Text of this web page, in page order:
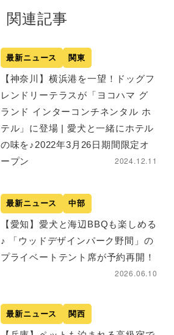
関連記事
最新ニュース 関東
【神奈川】横浜港を一望！ドッグフ
レンドリーテラスが「ヨコハマ グ
ランド インターコンチネンタル ホ
テル」に登場 | 愛犬と一緒にホテル
の味を♪2022年3月26日期間限定オ
ープン
2024.12.11
最新ニュース 中部
【愛知】愛犬と海辺BBQも楽しめる
♪ 「ウッドデザインパーク野間」の
プライベートテント席が予約再開！
2026.06.10
最新ニュース 関西